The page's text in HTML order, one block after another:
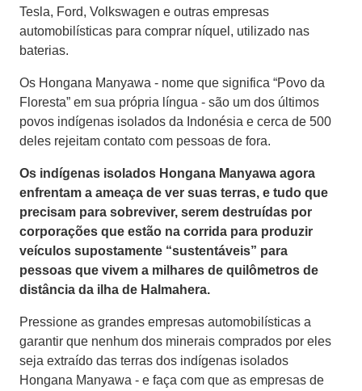
Tesla, Ford, Volkswagen e outras empresas
automobilísticas para comprar níquel, utilizado nas
baterias.
Os Hongana Manyawa - nome que significa “Povo da
Floresta” em sua própria língua - são um dos últimos
povos indígenas isolados da Indonésia e cerca de 500
deles rejeitam contato com pessoas de fora.
Os indígenas isolados Hongana Manyawa agora
enfrentam a ameaça de ver suas terras, e tudo que
precisam para sobreviver, serem destruídas por
corporações que estão na corrida para produzir
veículos supostamente “sustentáveis” para
pessoas que vivem a milhares de quilômetros de
distância da ilha de Halmahera.
Pressione as grandes empresas automobilísticas a
garantir que nenhum dos minerais comprados por eles
seja extraído das terras dos indígenas isolados
Hongana Manyawa - e faça com que as empresas de